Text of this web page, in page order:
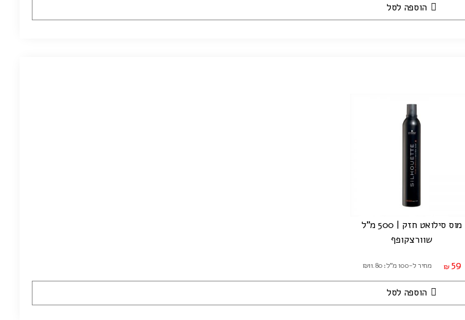
הוספה לסל
מוס סילואט חזק | 500 מ"ל
שוורצקופף
₪ 59 מחיר ל-100 מ"ל: ₪11.80
הוספה לסל